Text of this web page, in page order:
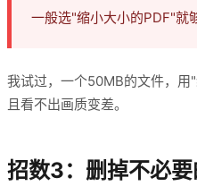
一般选"缩小大小的PDF"就
我试过，一个50MB的文件，
且看不出画质变差。
招数3：删掉不必